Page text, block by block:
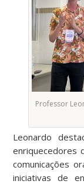
Professor
Leonardo
enriquecedores
comunicações
iniciativas de